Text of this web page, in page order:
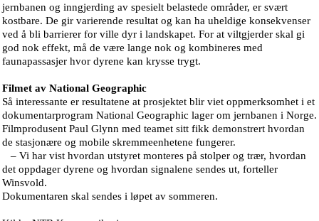
jernbanen og inngjerding av spesielt belastede områder, er svært
kostbare. De gir varierende resultat og kan ha uheldige konsekvenser
ved å bli barrierer for ville dyr i landskapet. For at viltgjerder skal gi
god nok effekt, må de være lange nok og kombineres med
faunapassasjer hvor dyrene kan krysse trygt.
Filmet av National Geographic
Så interessante er resultatene at prosjektet blir viet oppmerksomhet i et
dokumentarprogram National Geographic lager om jernbanen i Norge.
Filmprodusent Paul Glynn med teamet sitt fikk demonstrert hvordan
de stasjonære og mobile skremmeenhetene fungerer.
– Vi har vist hvordan utstyret monteres på stolper og trær, hvordan
det oppdager dyrene og hvordan signalene sendes ut, forteller
Winsvold.
Dokumentaren skal sendes i løpet av sommeren.